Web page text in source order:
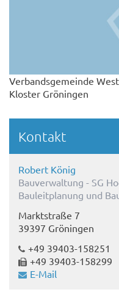
Verbandsgemeinde
Kloster Gröningen
Kontakt
Robert König
Bauverwaltung - SG
Bauleitplanung und
Marktstraße 7
39397 Gröningen
+49 39403-158251
+49 39403-158299
E-Mail